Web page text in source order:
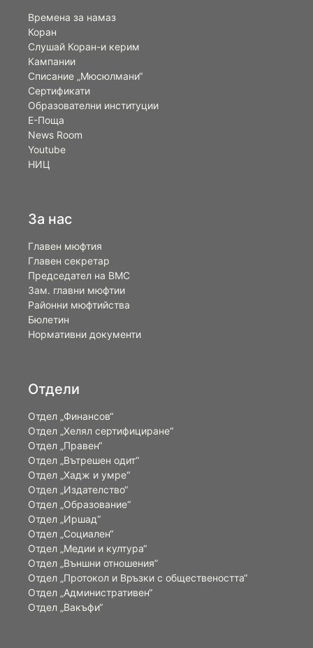
Времена за намаз
Коран
Слушай Коран-и керим
Кампании
Списание „Мюсюлмани“
Сертификати
Образователни институции
Е-Поща
News Room
Youtube
НИЦ
За нас
Главен мюфтия
Главен секретар
Председател на ВМС
Зам. главни мюфтии
Районни мюфтийства
Бюлетин
Нормативни документи
Отдели
Отдел „Финансов“
Отдел „Хелял сертифициране“
Отдел „Правен“
Отдел „Вътрешен одит“
Отдел „Хадж и умре“
Отдел „Издателство“
Отдел „Образование“
Отдел „Иршад“
Отдел „Социален“
Отдел „Медии и култура“
Отдел „Външни отношения”
Oтдел „Протокол и Връзки с обществеността“
Отдел „Административен“
Отдел „Вакъфи“